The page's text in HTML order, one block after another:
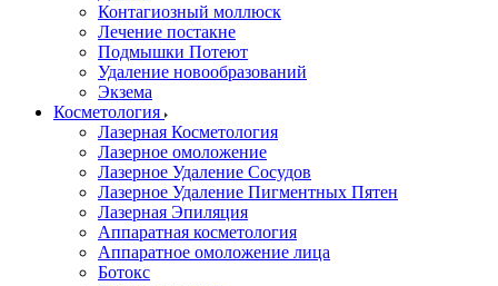
Контагиозный моллюск
Лечение постакне
Подмышки Потеют
Удаление новообразований
Экзема
Косметология
Лазерная Косметология
Лазерное омоложение
Лазерное Удаление Сосудов
Лазерное Удаление Пигментных Пятен
Лазерная Эпиляция
Аппаратная косметология
Аппаратное омоложение лица
Ботокс